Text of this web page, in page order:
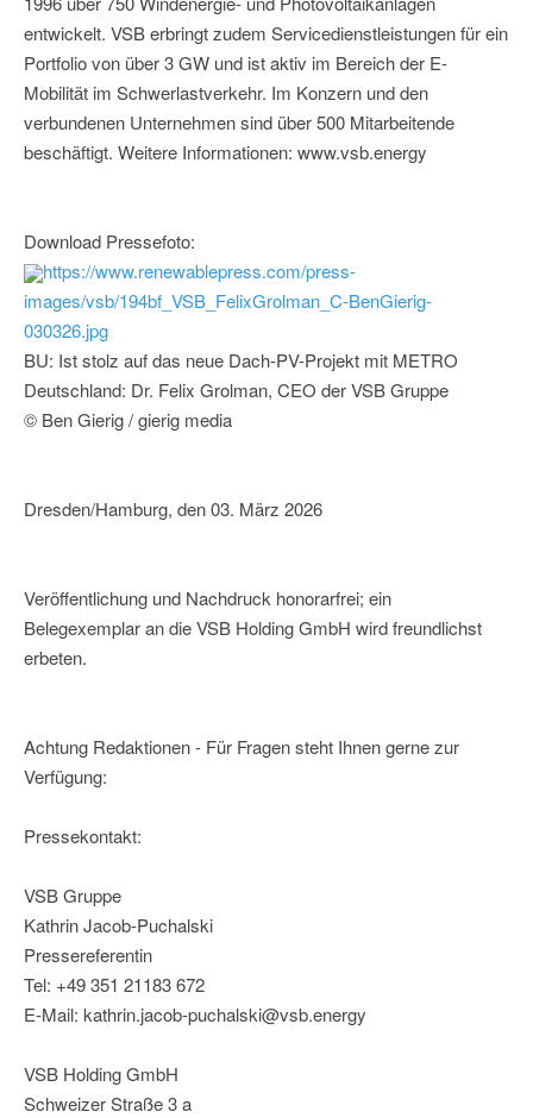
entwickelt. VSB erbringt zudem Servicedienstleistungen für ein
Portfolio von über 3 GW und ist aktiv im Bereich der E-
Mobilität im Schwerlastverkehr. Im Konzern und den
verbundenen Unternehmen sind über 500 Mitarbeitende
beschäftigt. Weitere Informationen: www.vsb.energy
Download Pressefoto:
https://www.renewablepress.com/press-
images/vsb/194bf_VSB_FelixGrolman_C-BenGierig-
030326.jpg
BU: Ist stolz auf das neue Dach-PV-Projekt mit METRO
Deutschland: Dr. Felix Grolman, CEO der VSB Gruppe
© Ben Gierig / gierig media
Dresden/Hamburg, den 03. März 2026
Veröffentlichung und Nachdruck honorarfrei; ein
Belegexemplar an die VSB Holding GmbH wird freundlichst
erbeten.
Achtung Redaktionen - Für Fragen steht Ihnen gerne zur
Verfügung:
Pressekontakt:
VSB Gruppe
Kathrin Jacob-Puchalski
Pressereferentin
Tel: +49 351 21183 672
E-Mail: kathrin.jacob-puchalski@vsb.energy
VSB Holding GmbH
Schweizer Straße 3 a